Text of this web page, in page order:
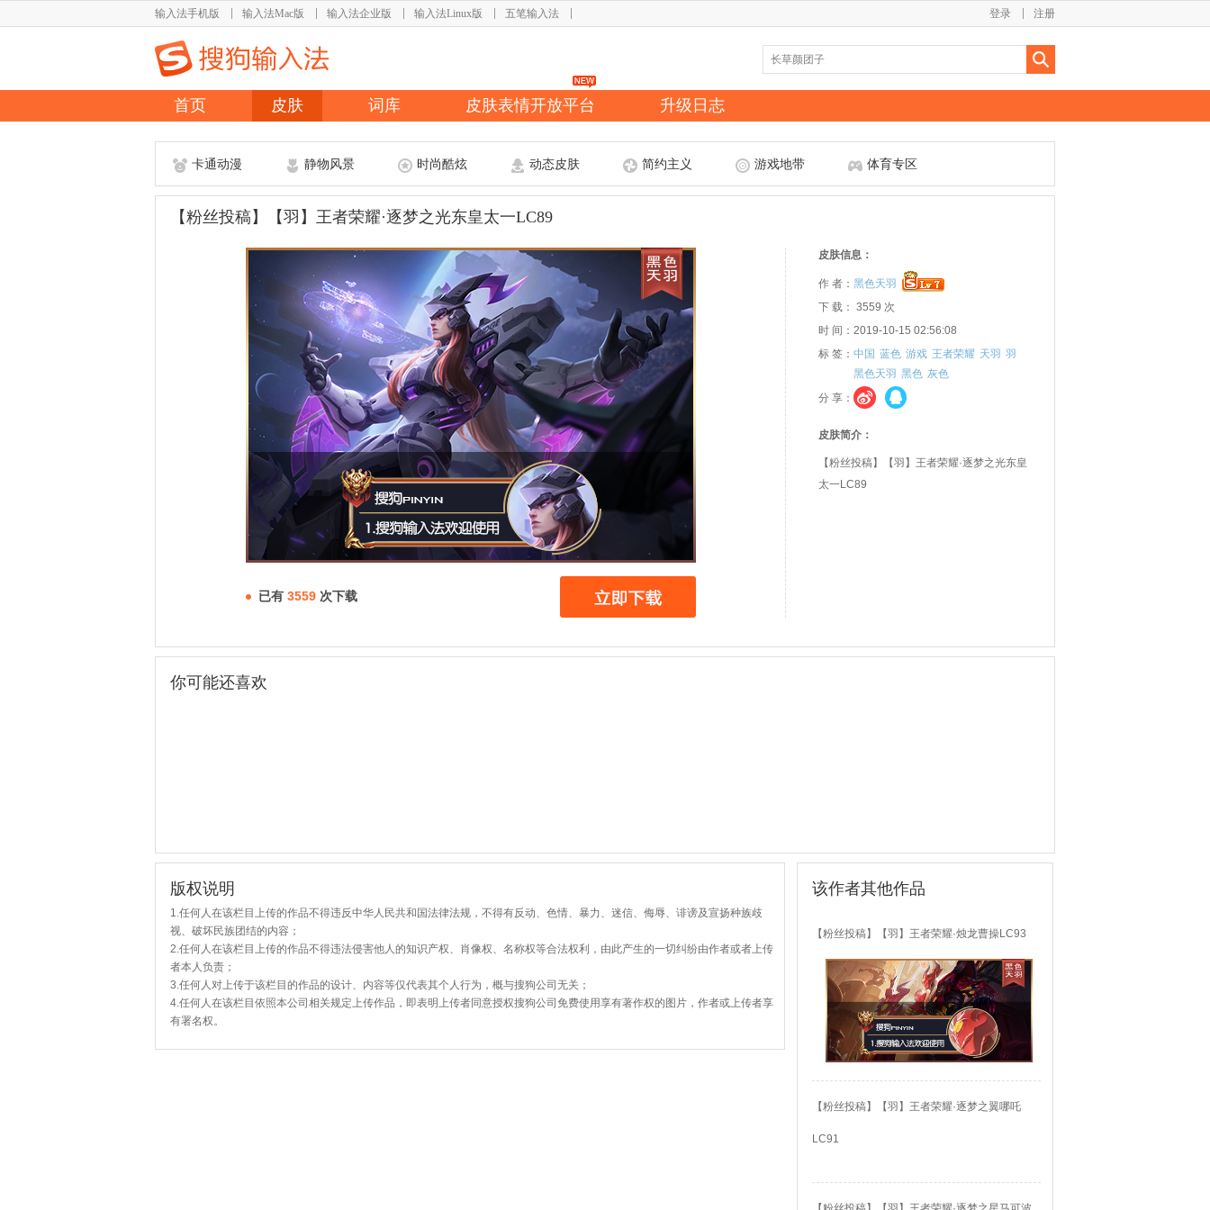
输入法手机版 输入法Mac版 输入法企业版 输入法Linux版 五笔输入法 注册
登录
首页 皮肤 词库 皮肤表情开放平台 升级日志
卡通动漫 静物风景 时尚酷炫 动态皮肤 简约主义 游戏地带 体育专区
【粉丝投稿】【羽】王者荣耀·逐梦之光东皇太一LC89
已有 3559 次下载
皮肤信息：
作 者： 黑色天羽
下 载： 3559 次
时 间：2019-10-15 02:56:08
标 签： 中国 蓝色 游戏 王者荣耀 天羽 羽
黑色天羽 黑色 灰色
分 享：
皮肤简介：
【粉丝投稿】【羽】王者荣耀·逐梦之光东皇
太一LC89
你可能还喜欢
版权说明
1.任何人在该栏目上传的作品不得违反中华人民共和国法律法规，不得有反动、色情、暴力、迷信、侮辱、诽谤及宣扬种族歧
视、破坏民族团结的内容；
2.任何人在该栏目上传的作品不得违法侵害他人的知识产权、肖像权、名称权等合法权利，由此产生的一切纠纷由作者或者上传
者本人负责；
3.任何人对上传于该栏目的作品的设计、内容等仅代表其个人行为，概与搜狗公司无关；
4.任何人在该栏目依照本公司相关规定上传作品，即表明上传者同意授权搜狗公司免费使用享有著作权的图片，作者或上传者享
有署名权。
该作者其他作品
【粉丝投稿】【羽】王者荣耀·烛龙曹操LC93
【粉丝投稿】【羽】王者荣耀·逐梦之翼哪吒
LC91